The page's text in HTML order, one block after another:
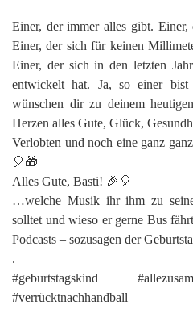
Einer, der immer alles gibt.
Einer, der sich für keinen
Einer, der sich in den letzten
entwickelt hat. Ja, so einer
wünschen dir zu deinem
Herzen alles Gute, Glück,
Verlobten und noch eine ganz
🎈🎁
Alles Gute, Basti! 🎉🎈
…welche Musik ihr ihm zu
solltet und wieso er gerne Bus
Podcasts – sozusagen der
.
#geburtstagskind
#verrücktnachhandball